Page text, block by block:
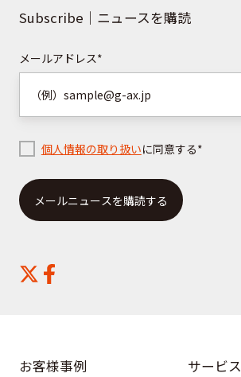
こ
ら
の
請
ち
Subscribe｜ニュースを購読
メールアドレス*
個人情報の取り扱いに同意する*
お客様事例 サービス